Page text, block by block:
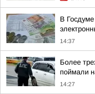
В
14:37
Более
поймали
14:27